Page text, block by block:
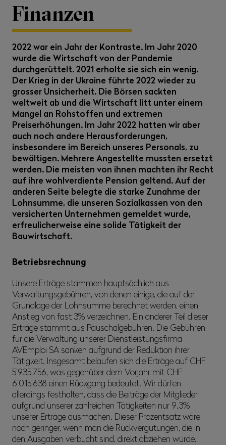
Finanzen
2022 war ein Jahr der Kontraste. Im Jahr 2020
wurde die Wirtschaft von der Pandemie
durchgerüttelt. 2021 erholte sie sich ein wenig.
Der Krieg in der Ukraine führte 2022 wieder zu
grosser Unsicherheit. Die Börsen sackten
weltweit ab und die Wirtschaft litt unter einem
Mangel an Rohstoffen und extremen
Preiserhöhungen. Im Jahr 2022 hatten wir aber
auch noch andere Herausforderungen,
insbesondere im Bereich unseres Personals, zu
bewältigen. Mehrere Angestellte mussten ersetzt
werden. Die meisten von ihnen machten ihr Recht
auf ihre wohlverdiente Pension geltend. Auf der
anderen Seite belegte die starke Zunahme der
Lohnsumme, die unseren Sozialkassen von den
versicherten Unternehmen gemeldet wurde,
erfreulicherweise eine solide Tätigkeit der
Bauwirtschaft.
Betriebsrechnung
Unsere Erträge stammen hauptsächlich aus
Verwaltungsgebühren, von denen einige, die auf der
Grundlage der Lohnsumme berechnet werden, einen
Anstieg von fast 3% verzeichnen. Ein anderer Teil dieser
Erträge stammt aus Pauschalgebühren. Die Gebühren
für die Verwaltung unserer Dienstleistungsfirma
AVEmploi SA sanken aufgrund der Reduktion ihrer
Tätigkeit. Insgesamt belaufen sich die Erträge auf CHF
5’935’756, was gegenüber dem Vorjahr mit CHF
6’015’638 einen Rückgang bedeutet. Wir dürfen
allerdings festhalten, dass die Beiträge der Mitglieder
aufgrund unserer zahlreichen Tätigkeiten nur 9.3%
unserer Erträge ausmachen. Dieser Prozentsatz wäre
noch geringer, wenn man die Rückvergütungen, die in
den Ausgaben verbucht sind, direkt abziehen würde.